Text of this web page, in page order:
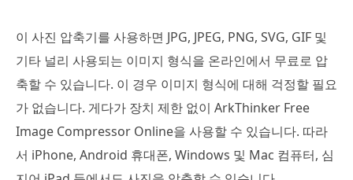
이 사진 압축기를 사용하면 JPG, JPEG, PNG, SVG, GIF 및
기타 널리 사용되는 이미지 형식을 온라인에서 무료로 압
축할 수 있습니다. 이 경우 이미지 형식에 대해 걱정할 필요
가 없습니다. 게다가 장치 제한 없이 ArkThinker Free
Image Compressor Online을 사용할 수 있습니다. 따라
서 iPhone, Android 휴대폰, Windows 및 Mac 컴퓨터, 심